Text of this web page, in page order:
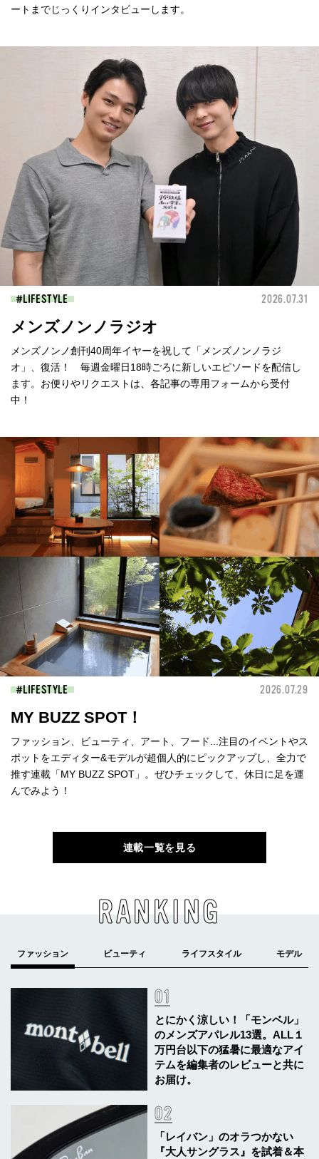
ートまでじっくりインタビューします。
LIFESTYLE 2026.07.31
メンズノンノラジオ
メンズノンノ創刊40周年イヤーを祝して「メンズノンノラジ
オ」、復活！ 毎週金曜日18時ごろに新しいエピソードを配信し
ます。お便りやリクエストは、各記事の専用フォームから受付
中！
LIFESTYLE 2026.07.29
MY BUZZ SPOT！
ファッション、ビューティ、アート、フード...注目のイベントやス
ポットをエディター&モデルが超個人的にピックアップし、全力で
推す連載「MY BUZZ SPOT」。ぜひチェックして、休日に足を運
んでみよう！
連載一覧を見る
RANKING
とにかく涼しい！「モンベル」
のメンズアパレル13選。ALL１
万円台以下の猛暑に最適なアイ
テムを編集者のレビューと共に
お届け。
「レイバン」のオラつかない
『大人サングラス』を試着＆本